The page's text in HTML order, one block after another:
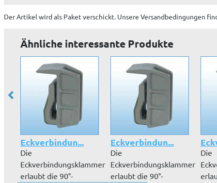
Der Artikel wirdals Paket verschickt. Unsere Versandbedingungen
Ähnliche interessante Produkte
Eckverbindun...
Die
Eckverbindungsklammer
erlaubt die 90°-
Eckverbindun...
Die
Eckverbindungsklammer
erlaubt die 90°-
Die